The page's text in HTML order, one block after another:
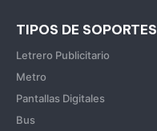
TIPOS DE SOPORTES
Letrero Publicitario
Metro
Pantallas Digitales
Bus